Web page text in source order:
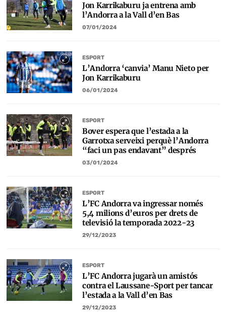
Jon Karrikaburu ja entrena amb
l’Andorra a la Vall d’en Bas
07/01/2024
ESPORT
L’Andorra ‘canvia’ Manu Nieto per
Jon Karrikaburu
06/01/2024
ESPORT
Bover espera que l’estada a la
Garrotxa serveixi perquè l’Andorra
“faci un pas endavant” després
03/01/2024
ESPORT
L’FC Andorra va ingressar només
5,4 milions d’euros per drets de
televisió la temporada 2022-23
29/12/2023
ESPORT
L’FC Andorra jugarà un amistós
contra el Laussane-Sport per tancar
l’estada a la Vall d’en Bas
29/12/2023